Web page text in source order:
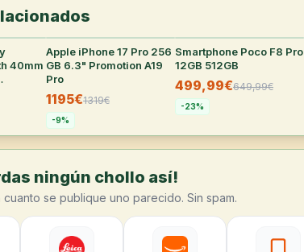
40mm
29°
Apple iPhone 17 Pro 256
GB 6.3" Promotion A19
Pro
1195€1319€
-9%
27°
Smartphone Poco F8 Pro
12GB 512GB
499,99€649,99€
-23%
ningún chollo así!
cuanto se publique uno parecido. Sin spam.